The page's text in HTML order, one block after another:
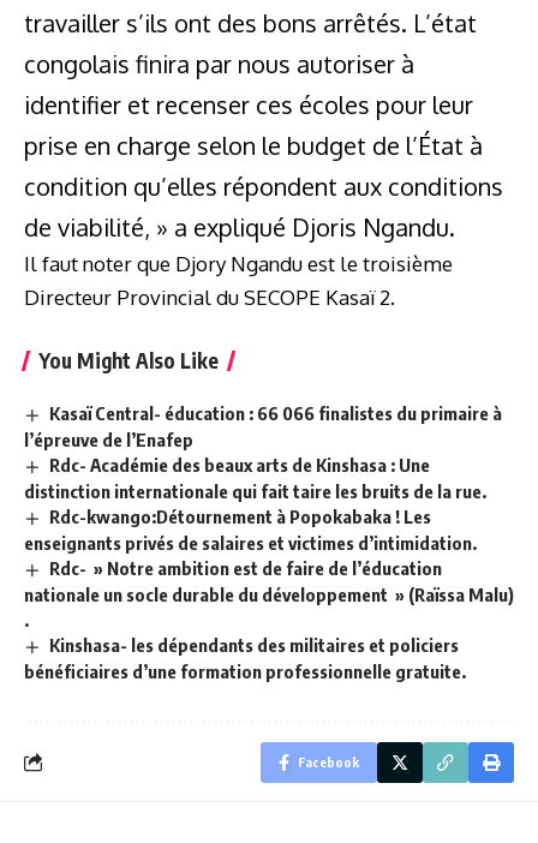
travailler s’ils ont des bons arrêtés. L’état
congolais finira par nous autoriser à
identifier et recenser ces écoles pour leur
prise en charge selon le budget de l’État à
condition qu’elles répondent aux conditions
de viabilité, » a expliqué Djoris Ngandu.
Il faut noter que Djory Ngandu est le troisième
Directeur Provincial du SECOPE Kasaï 2.
You Might Also Like
Kasaï Central- éducation : 66 066 finalistes du primaire à
l’épreuve de l’Enafep
Rdc- Académie des beaux arts de Kinshasa : Une
distinction internationale qui fait taire les bruits de la rue.
Rdc-kwango:Détournement à Popokabaka ! Les
enseignants privés de salaires et victimes d’intimidation.
Rdc- » Notre ambition est de faire de l’éducation
nationale un socle durable du développement » (Raïssa Malu)
.
Kinshasa- les dépendants des militaires et policiers
bénéficiaires d’une formation professionnelle gratuite.
Facebook